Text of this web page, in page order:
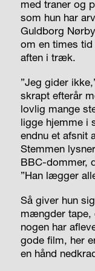
med traner og
som hun har
Guldborg
om en times
aften i træk.
”Jeg gider
skrapt efterår
lovlig mange
ligge hjemme i
endnu et afsnit
Stemmen
BBC-dommer,
”Han lægger
Så giver hun
mængder tape,
nogen har
gode film, her
en hånd